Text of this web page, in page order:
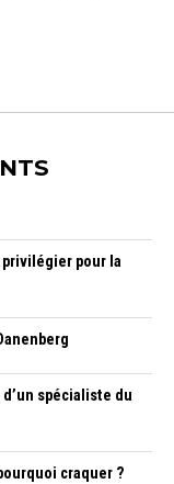
pour la
spécialiste du
craquer ?